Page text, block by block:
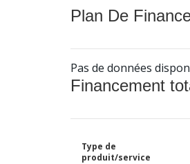
Plan De
Pas de données
Financement
Type de
produit/service